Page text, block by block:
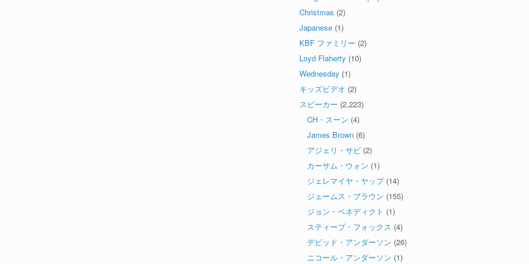
Christmas (2)
Japanese (1)
KBF ファミリー (2)
Loyd Flaherty (10)
Wednesday (1)
キッズビデオ (2)
スピーカー (2,223)
CH・スーン (4)
James Brown (6)
アジェリ・サビ (2)
カーサム・ウォン (1)
ジェレマイヤ・ヤップ(14)
ジェームス・ブラウン (155)
ジョン・ベネディクト (1)
スティーブ・フォックス (4)
デビッド・アンダーソン (26)
ニコール・アンダーソン (1)